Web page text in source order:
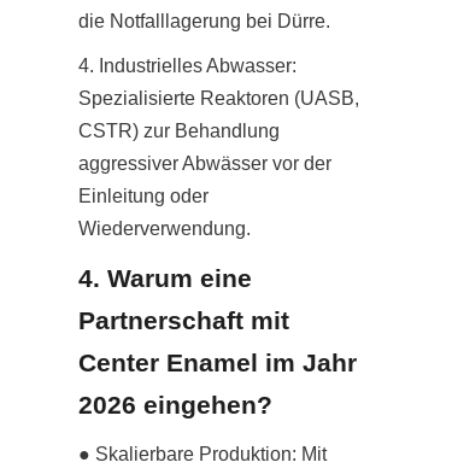
die Notfalllagerung bei Dürre.
4. Industrielles Abwasser:
Spezialisierte Reaktoren (UASB,
CSTR) zur Behandlung
aggressiver Abwässer vor der
Einleitung oder
Wiederverwendung.
4. Warum eine
Partnerschaft mit
Center Enamel im Jahr
2026 eingehen?
● Skalierbare Produktion: Mit